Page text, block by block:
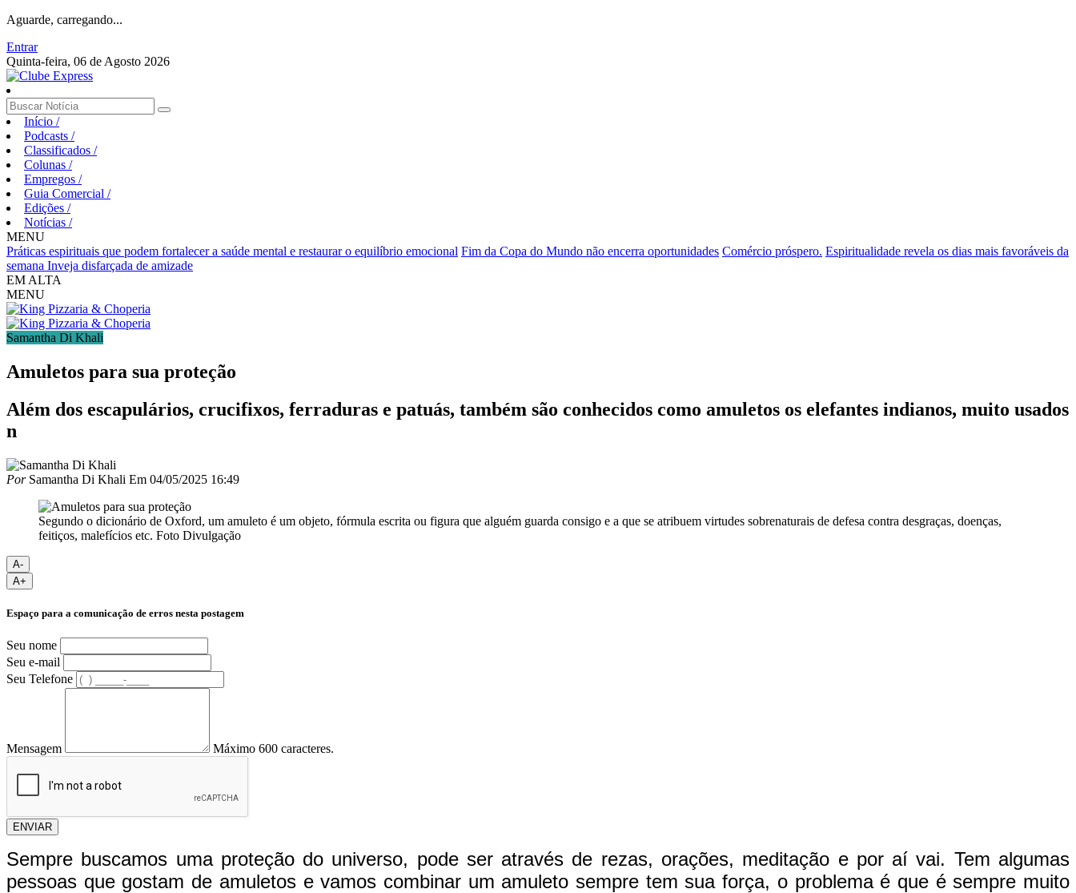
Aguarde, carregando...
Entrar
Quinta-feira, 06 de Agosto 2026
Início /
Podcasts /
Classificados /
Colunas /
Empregos /
Guia Comercial /
Edições /
Notícias /
MENU
Práticas espirituais que podem fortalecer a saúde mental e restaurar o equilíbrio emocional Fim da Copa do Mundo não encerra oportunidades Comércio próspero. Espiritualidade revela os dias mais favoráveis da
semana Inveja disfarçada de amizade
EM ALTA
MENU
Samantha Di Khali
Amuletos para sua proteção
Além dos escapulários, crucifixos, ferraduras e patuás, também são conhecidos como amuletos os elefantes indianos, muito usados
n
PorSamantha Di Khali Em 04/05/2025 16:49
Segundo o dicionário de Oxford, um amuleto é um objeto, fórmula escrita ou figura que alguém guarda consigo e a que se atribuem virtudes sobrenaturais de defesa contra desgraças, doenças,
feitiços, malefícios etc. Foto Divulgação
A-
A+
Espaço para a comunicação de erros nesta postagem
Seu nome
Seu e-mail
Seu Telefone
Mensagem Máximo 600 caracteres.
ENVIAR
Sempre buscamos uma proteção do universo, pode ser através de rezas, orações, meditação e por aí vai. Tem algumas
pessoas que gostam de amuletos e vamos combinar um amuleto sempre tem sua força, o problema é que é sempre muito